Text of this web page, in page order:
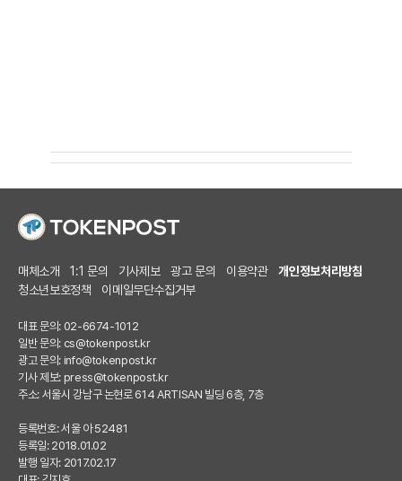
매체소개 1:1 문의 기사제보 광고 문의 이용약관
개인정보처리방침
청소년보호정책
이메일무단수집거부
대표 문의: 02-6674-1012
일반 문의: cs@tokenpost.kr
광고 문의: info@tokenpost.kr
기사 제보: press@tokenpost.kr
주소: 서울시 강남구 논현로 614 ARTISAN 빌딩 6층, 7층
등록번호: 서울 아 52481
등록일: 2018.01.02
발행 일자: 2017.02.17